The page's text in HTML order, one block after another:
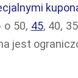
o 50, 45, 40,
jest